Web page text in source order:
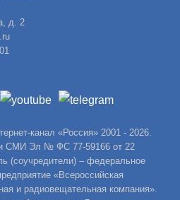
д. 2
канал «Россия» 2001 - 2026.
СМИ Эл № ФС 77-59166 от 22
(соучредители) – федеральное
«Всероссийская
и радиовещательная компания».